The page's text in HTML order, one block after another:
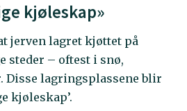
kjøleskap»
jerven lagret kjøttet på
steder – oftest i snø,
Disse lagringsplassene blir
kjøleskap’.